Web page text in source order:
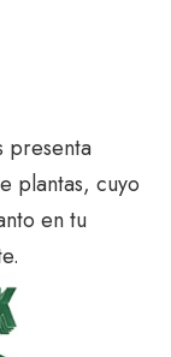
presenta
plantas, cuyo
en tu